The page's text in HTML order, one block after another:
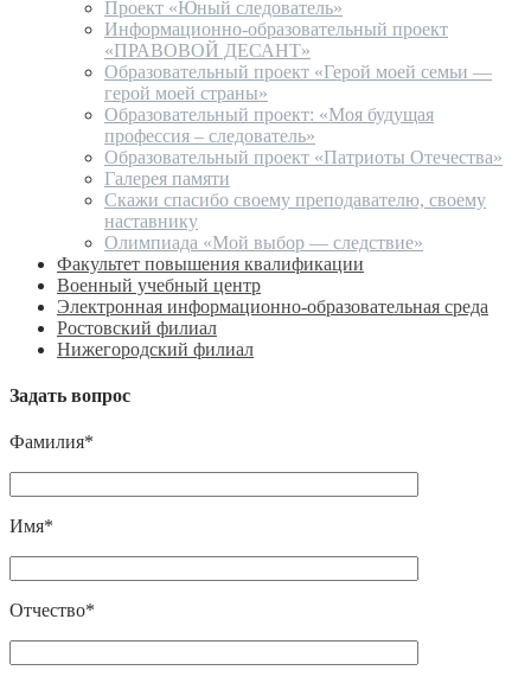
Проект «Юный следователь»
Информационно-образовательный проект
«ПРАВОВОЙ ДЕСАНТ»
Образовательный проект «Герой моей семьи —
герой моей страны»
Образовательный проект: «Моя будущая
профессия – следователь»
Образовательный проект «Патриоты Отечества»
Галерея памяти
Скажи спасибо своему преподавателю, своему
наставнику
Олимпиада «Мой выбор — следствие»
Факультет повышения квалификации
Военный учебный центр
Электронная информационно-образовательная среда
Ростовский филиал
Нижегородский филиал
Задать вопрос
Фамилия*
Имя*
Отчество*